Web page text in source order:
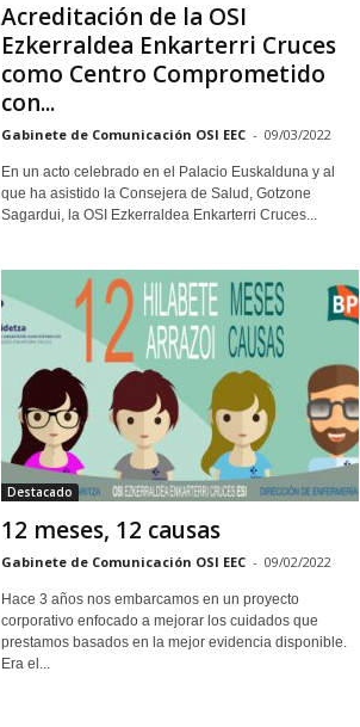
Acreditación de la OSI
Ezkerraldea Enkarterri Cruces
como Centro Comprometido
con...
Gabinete de Comunicación OSI EEC - 09/03/2022
En un acto celebrado en el Palacio Euskalduna y al
que ha asistido la Consejera de Salud, Gotzone
Sagardui, la OSI Ezkerraldea Enkarterri Cruces...
Destacado
12 meses, 12 causas
Gabinete de Comunicación OSI EEC - 09/02/2022
Hace 3 años nos embarcamos en un proyecto
corporativo enfocado a mejorar los cuidados que
prestamos basados en la mejor evidencia disponible.
Era el...